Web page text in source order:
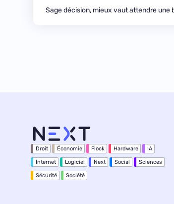
Sage décision, mieux vaut attendre une
Droit Économie Flock Hardware IA
Internet Logiciel Next Social Sciences
Sécurité Société